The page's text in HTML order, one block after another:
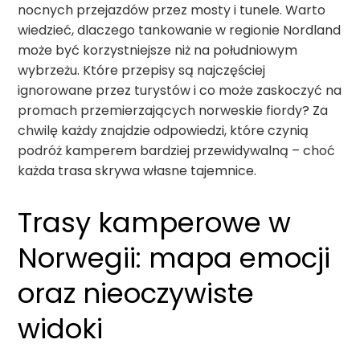
nocnych przejazdów przez mosty i tunele. Warto
wiedzieć, dlaczego tankowanie w regionie Nordland
może być korzystniejsze niż na południowym
wybrzeżu. Które przepisy są najczęściej
ignorowane przez turystów i co może zaskoczyć na
promach przemierzających norweskie fiordy? Za
chwilę każdy znajdzie odpowiedzi, które czynią
podróż kamperem bardziej przewidywalną – choć
każda trasa skrywa własne tajemnice.
Trasy kamperowe w
Norwegii: mapa emocji
oraz nieoczywiste
widoki